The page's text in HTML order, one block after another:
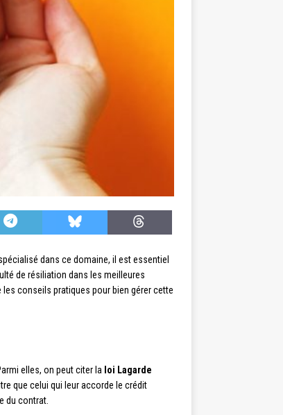
dans ce domaine, il est essentiel
de résiliation dans les meilleures
conseils pratiques pour bien gérer cette
elles, on peut citer la loi Lagarde
que celui qui leur accorde le crédit
du contrat.